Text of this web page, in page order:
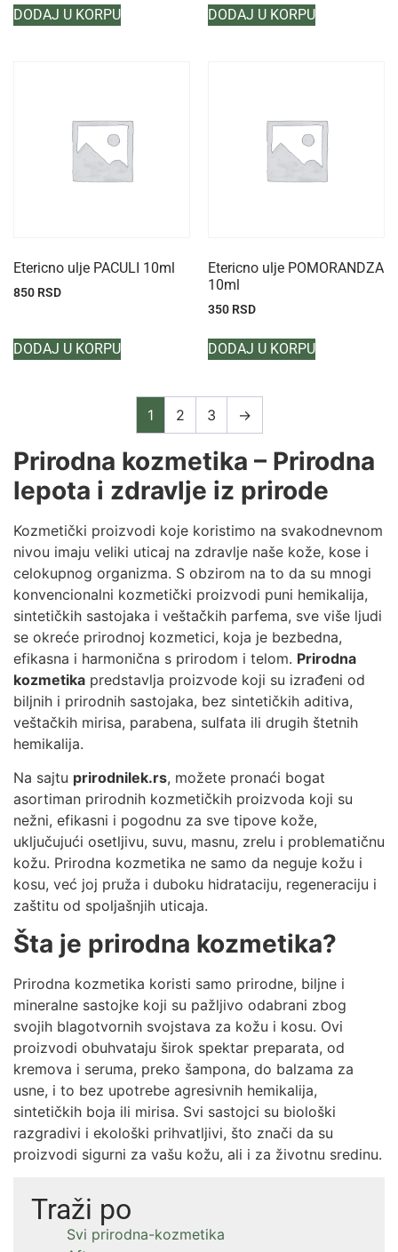
Traži po
Svi prirodna-kozmetika
DODAJ U KORPU DODAJ U KORPU
Etericno ulje PACULI 10ml
850 RSD
DODAJ U KORPU
Etericno ulje POMORANDZA
10ml
350 RSD
DODAJ U KORPU
1 2 3 →
Prirodna kozmetika – Prirodna
lepota i zdravlje iz prirode
Kozmetički proizvodi koje koristimo na svakodnevnom
nivou imaju veliki uticaj na zdravlje naše kože, kose i
celokupnog organizma. S obzirom na to da su mnogi
konvencionalni kozmetički proizvodi puni hemikalija,
sintetičkih sastojaka i veštačkih parfema, sve više ljudi
se okreće prirodnoj kozmetici, koja je bezbedna,
efikasna i harmonična s prirodom i telom. Prirodna
kozmetika predstavlja proizvode koji su izrađeni od
biljnih i prirodnih sastojaka, bez sintetičkih aditiva,
veštačkih mirisa, parabena, sulfata ili drugih štetnih
hemikalija.
Na sajtu prirodnilek.rs, možete pronaći bogat
asortiman prirodnih kozmetičkih proizvoda koji su
nežni, efikasni i pogodnu za sve tipove kože,
uključujući osetljivu, suvu, masnu, zrelu i problematičnu
kožu. Prirodna kozmetika ne samo da neguje kožu i
kosu, već joj pruža i duboku hidrataciju, regeneraciju i
zaštitu od spoljašnjih uticaja.
Šta je prirodna kozmetika?
Prirodna kozmetika koristi samo prirodne, biljne i
mineralne sastojke koji su pažljivo odabrani zbog
svojih blagotvornih svojstava za kožu i kosu. Ovi
proizvodi obuhvataju širok spektar preparata, od
kremova i seruma, preko šampona, do balzama za
usne, i to bez upotrebe agresivnih hemikalija,
sintetičkih boja ili mirisa. Svi sastojci su biološki
razgradivi i ekološki prihvatljivi, što znači da su
proizvodi sigurni za vašu kožu, ali i za životnu sredinu.